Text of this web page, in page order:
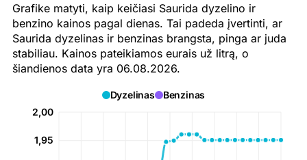
Grafike matyti, kaip keičiasi Saurida dyzelino ir
benzino kainos pagal dienas. Tai padeda įvertinti, ar
Saurida dyzelinas ir benzinas brangsta, pinga ar juda
stabiliau. Kainos pateikiamos eurais už litrą, o
šiandienos data yra 06.08.2026.
Dyzelinas Benzinas
2,00
1,95